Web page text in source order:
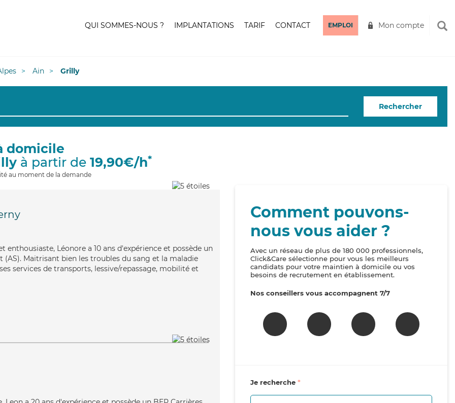
QUI SOMMES-NOUS ? IMPLANTATIONS TARIF CONTACT EMPLOI Mon compte
Ain Grilly
Rechercher
domicile
à partir de 19,90€/h*
au moment de la demande
enthousiaste, Léonore a 10 ans d'expérience et possède un
Maitrisant bien les troubles du sang et la maladie
services de transports, lessive/repassage, mobilité et
Comment pouvons-
nous vous aider ?
Avec un réseau de plus de 180 000 professionnels,
Click&Care sélectionne pour vous les meilleurs
candidats pour votre maintien à domicile ou vos
besoins de recrutement en établissement.
Nos conseillers vous accompagnent 7/7
Je recherche